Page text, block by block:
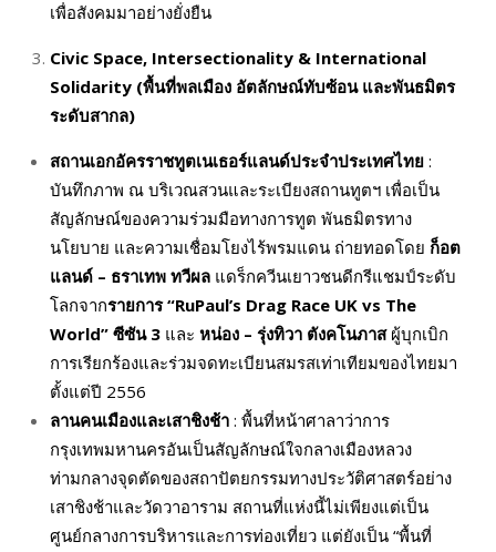
เพื่อสังคมมาอย่างยั่งยืน
Civic Space, Intersectionality & International
Solidarity (พื้นที่พลเมือง อัตลักษณ์ทับซ้อน และพันธมิตร
ระดับสากล)
สถานเอกอัครราชทูตเนเธอร์แลนด์ประจำประเทศไทย :
บันทึกภาพ ณ บริเวณสวนและระเบียงสถานทูตฯ เพื่อเป็น
สัญลักษณ์ของความร่วมมือทางการทูต พันธมิตรทาง
นโยบาย และความเชื่อมโยงไร้พรมแดน ถ่ายทอดโดย ก็อต
แลนด์ – ธราเทพ ทวีผล แดร็กควีนเยาวชนดีกรีแชมป์ระดับ
โลกจากรายการ “RuPaul’s Drag Race UK vs The
World” ซีซัน 3 และ หน่อง – รุ่งทิวา ตังคโนภาสผู้บุกเบิก
การเรียกร้องและร่วมจดทะเบียนสมรสเท่าเทียมของไทยมา
ตั้งแต่ปี 2556
ลานคนเมืองและเสาชิงช้า : พื้นที่หน้าศาลาว่าการ
กรุงเทพมหานครอันเป็นสัญลักษณ์ใจกลางเมืองหลวง
ท่ามกลางจุดตัดของสถาปัตยกรรมทางประวัติศาสตร์อย่าง
เสาชิงช้าและวัดวาอาราม สถานที่แห่งนี้ไม่เพียงแต่เป็น
ศูนย์กลางการบริหารและการท่องเที่ยว แต่ยังเป็น “พื้นที่